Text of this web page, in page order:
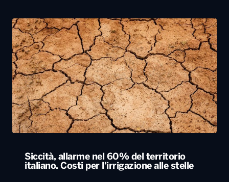
Siccità, allarme nel 60% del territorio
italiano. Costi per l’irrigazione alle stelle